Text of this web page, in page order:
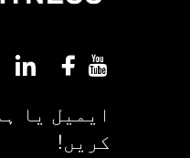
ایمیل یا
کریں!